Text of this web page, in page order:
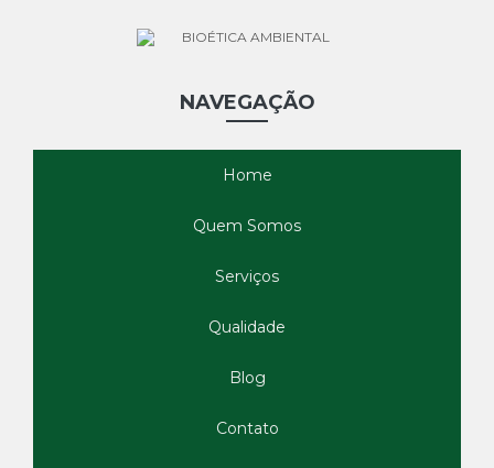
NAVEGAÇÃO
Home
Quem Somos
Serviços
Qualidade
Blog
Contato